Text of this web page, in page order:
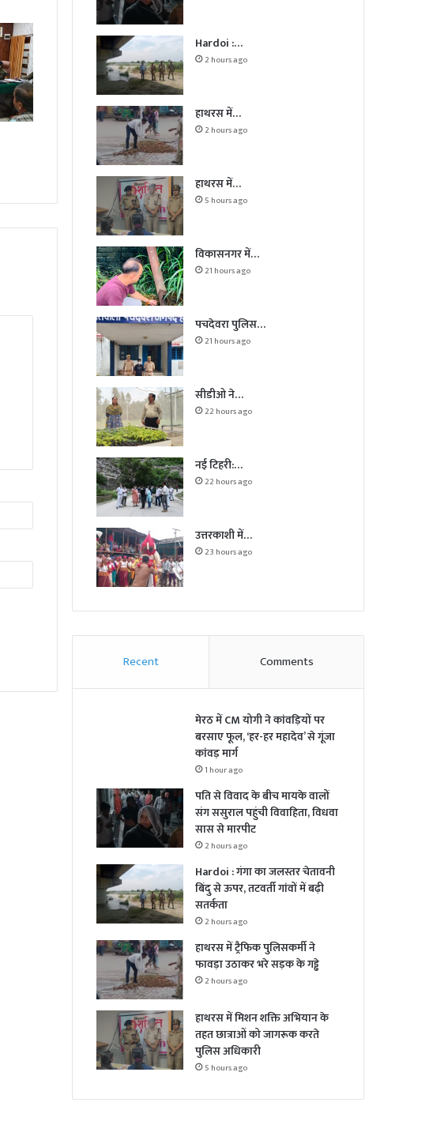
Hardoi :…
2 hours ago
हाथरस में…
2 hours ago
हाथरस में…
5 hours ago
विकासनगर में…
21 hours ago
पचदेवरा पुलिस…
21 hours ago
सीडीओ ने…
22 hours ago
नई टिहरी:…
22 hours ago
उत्तरकाशी में…
23 hours ago
Recent Comments
मेरठ में CM योगी ने कांवड़ियों पर
बरसाए फूल, ‘हर-हर महादेव’ से गूंजा
कांवड़ मार्ग
1 hour ago
पति से विवाद के बीच मायके वालों
संग ससुराल पहुंची विवाहिता, विधवा
सास से मारपीट
2 hours ago
Hardoi : गंगा का जलस्तर चेतावनी
बिंदु से ऊपर, तटवर्ती गांवों में बढ़ी
सतर्कता
2 hours ago
हाथरस में ट्रैफिक पुलिसकर्मी ने
फावड़ा उठाकर भरे सड़क के गड्ढे
2 hours ago
हाथरस में मिशन शक्ति अभियान के
तहत छात्राओं को जागरूक करते
पुलिस अधिकारी
5 hours ago